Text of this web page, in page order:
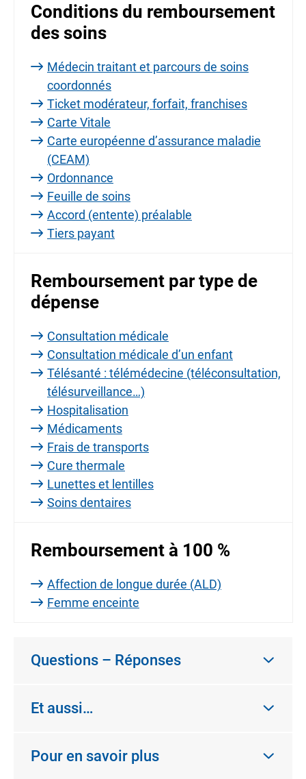
Conditions du remboursement
des soins
Médecin traitant et parcours de soins
coordonnés
Ticket modérateur, forfait, franchises
Carte Vitale
Carte européenne d’assurance maladie
(CEAM)
Ordonnance
Feuille de soins
Accord (entente) préalable
Tiers payant
Remboursement par type de
dépense
Consultation médicale
Consultation médicale d’un enfant
Télésanté : télémédecine (téléconsultation,
télésurveillance…)
Hospitalisation
Médicaments
Frais de transports
Cure thermale
Lunettes et lentilles
Soins dentaires
Remboursement à 100 %
Affection de longue durée (ALD)
Femme enceinte
Questions – Réponses
Et aussi…
Pour en savoir plus